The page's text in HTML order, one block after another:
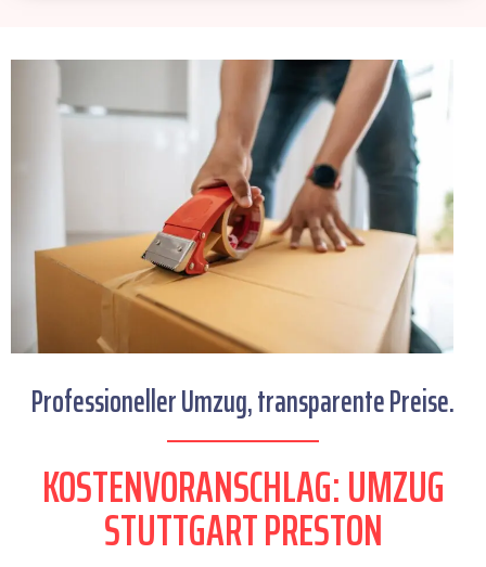
Professioneller Umzug, transparente Preise.
KOSTENVORANSCHLAG: UMZUG
STUTTGART PRESTON